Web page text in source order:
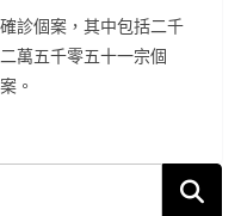
診個案，其中包括二千
萬五千零五十一宗個
。